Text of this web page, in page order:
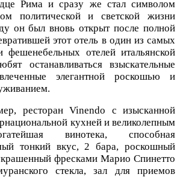
Рима и сразу же стал символом
политической и светской жизни
он был вновь открыт после полной
этот отель в один из самых
фешенебельных отелей итальянской
останавливаться взыскательные
элегантной роскошью и
ресторан Vinendo с изысканной
кухней и великолепным
винотека, способная
тонкий вкус, 2 бара, роскошный
фресками Марио Спинетто
стекла, зал для приемов